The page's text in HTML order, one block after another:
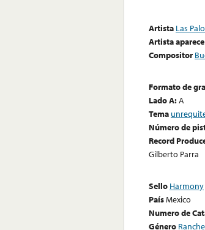
Artista Las
Artista
Compositor
Formato de
Lado A:A
Tema
Número de
Record
Gilberto Parra
Sello Harmony
PaísMexico
Numero de
Género